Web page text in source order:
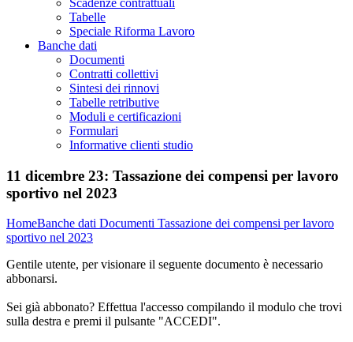
Scadenze contrattuali
Tabelle
Speciale Riforma Lavoro
Banche dati
Documenti
Contratti collettivi
Sintesi dei rinnovi
Tabelle retributive
Moduli e certificazioni
Formulari
Informative clienti studio
11 dicembre 23: Tassazione dei compensi per lavoro
sportivo nel 2023
HomeBanche dati Documenti Tassazione dei compensi per lavoro
sportivo nel 2023
Gentile utente, per visionare il seguente documento è necessario
abbonarsi.
Sei già abbonato? Effettua l'accesso compilando il modulo che trovi
sulla destra e premi il pulsante "ACCEDI".